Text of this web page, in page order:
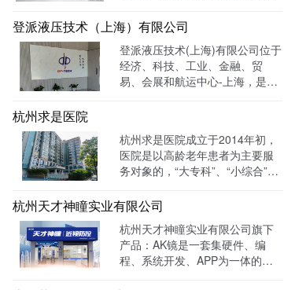
功案例。选择LTD枢纽云搭建升
级数字化官网，提高品牌形象和
专业度。目前官网运行全网曝光
数已达到208W+
登派液压技术（上海）有限公司
登派液压技术(上海)有限公司位于
经济、科技、工业、金融、贸
易、会展和航运中心-上海，是一
网全网曝光数达779498次。
杭州求是医院
杭州求是医院成立于2014年初，
医院是以高龄老年患者为主要服
务对象的，“大专科”、“小综合”为
院已开通全国医保联网结算、省
市医保、省市老干部医保及市子
女统筹。通过LTD枢纽云系统升
级数字化品牌官网，患者可以通
过官网进行在线预约，在线咨询
杭州天才神瞳实业有限公司
杭州天才神瞳实业有限公司旗下
产品：AK镜是一套集硬件、编
程、系统开发、APP为一体的智